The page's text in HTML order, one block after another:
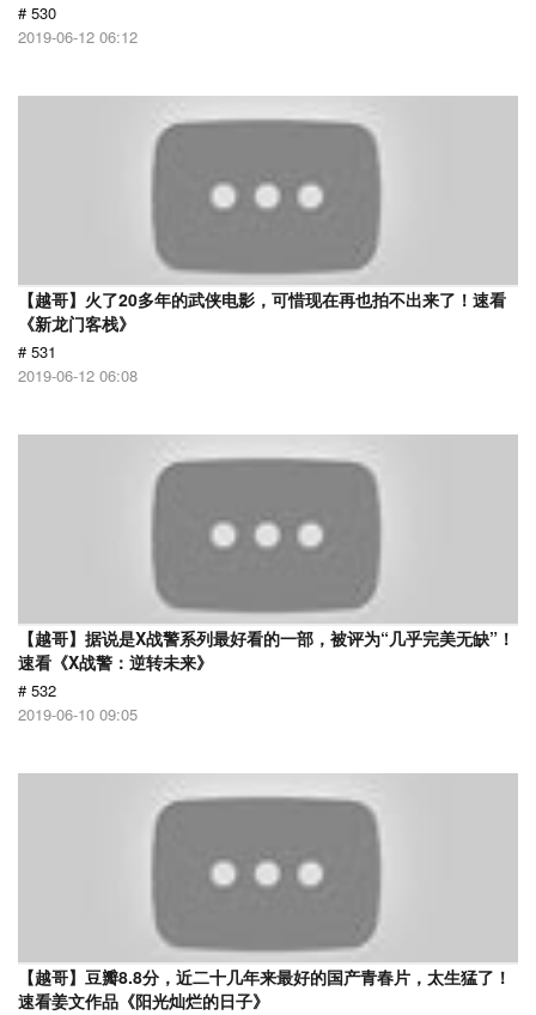
# 530
2019-06-12 06:12
【越哥】火了20多年的武侠电影，可惜现在再也拍不出来了！速看
《新龙门客栈》
# 531
2019-06-12 06:08
【越哥】据说是X战警系列最好看的一部，被评为“几乎完美无缺”！
速看《X战警：逆转未来》
# 532
2019-06-10 09:05
【越哥】豆瓣8.8分，近二十几年来最好的国产青春片，太生猛了！
速看姜文作品《阳光灿烂的日子》